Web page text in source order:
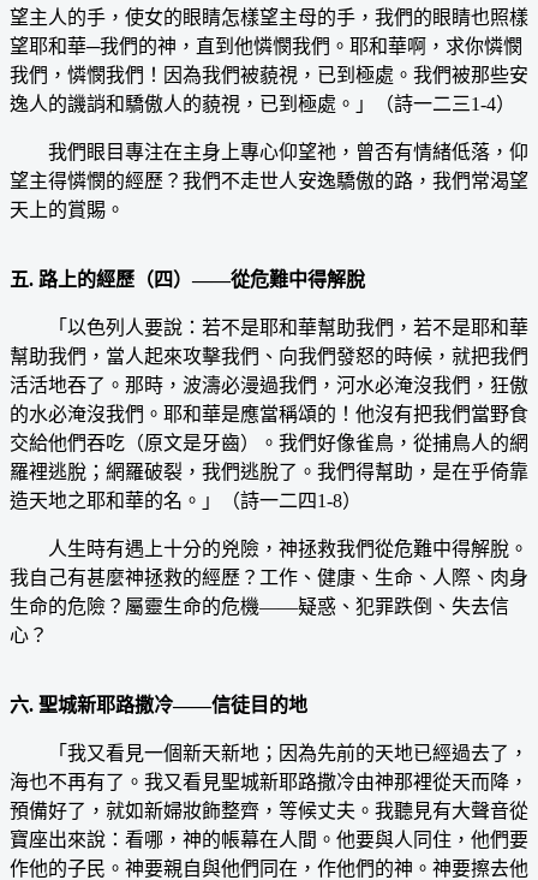
望主人的手，使女的眼睛怎樣望主母的手，我們的眼睛也照樣
望耶和華─我們的神，直到他憐憫我們。耶和華啊，求你憐憫
我們，憐憫我們！因為我們被藐視，已到極處。我們被那些安
逸人的譏誚和驕傲人的藐視，已到極處。」（詩一二三1-4）
我們眼目專注在主身上專心仰望祂，曾否有情緒低落，仰
望主得憐憫的經歷？我們不走世人安逸驕傲的路，我們常渴望
天上的賞賜。
五. 路上的經歷（四）——從危難中得解脫
「以色列人要說：若不是耶和華幫助我們，若不是耶和華
幫助我們，當人起來攻擊我們、向我們發怒的時候，就把我們
活活地吞了。那時，波濤必漫過我們，河水必淹沒我們，狂傲
的水必淹沒我們。耶和華是應當稱頌的！他沒有把我們當野食
交給他們吞吃（原文是牙齒）。我們好像雀鳥，從捕鳥人的網
羅裡逃脫；網羅破裂，我們逃脫了。我們得幫助，是在乎倚靠
造天地之耶和華的名。」（詩一二四1-8）
人生時有遇上十分的兇險，神拯救我們從危難中得解脫。
我自己有甚麼神拯救的經歷？工作、健康、生命、人際、肉身
生命的危險？屬靈生命的危機——疑惑、犯罪跌倒、失去信
心？
六. 聖城新耶路撒冷——信徒目的地
「我又看見一個新天新地；因為先前的天地已經過去了，
海也不再有了。我又看見聖城新耶路撒冷由神那裡從天而降，
預備好了，就如新婦妝飾整齊，等候丈夫。我聽見有大聲音從
寶座出來說：看哪，神的帳幕在人間。他要與人同住，他們要
作他的子民。神要親自與他們同在，作他們的神。神要擦去他